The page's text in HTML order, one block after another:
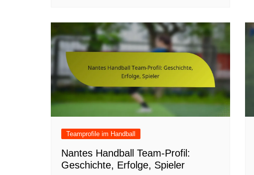
Teamprofile im Handball
Nantes Handball Team-Profil:
Geschichte, Erfolge, Spieler